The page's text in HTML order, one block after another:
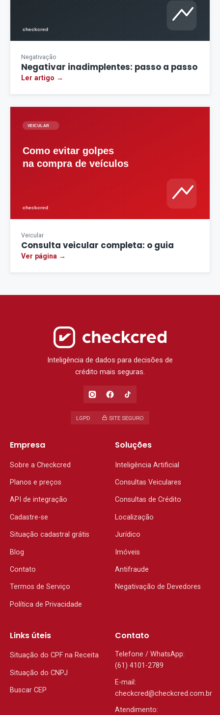
Negativação
Negativar inadimplentes: passo a passo
Ler artigo →
Veicular
Consulta veicular completa: o guia
Ver página →
Inteligência de dados para decisões de
crédito mais seguras.
LGPD SITE SEGURO
Soluções
Inteligência Artificial
Consultas Veiculares
Consultas de Crédito
Localização
Jurídico
Imóveis
Antifraude
Negativação de Devedores
Empresa
Sobre a Checkcred
Planos e preços
API de integração
Cadastre-se
Situação cadastral grátis
Blog
Contato
Termos de Serviço
Política de Privacidade
Links úteis
Situação do CPF na Receita
Situação do CNPJ
Buscar CEP
Contato
Telefone / WhatsApp:
(61) 4101-2789
E-mail:
checkcred@checkcred.com.br
Atendimento: